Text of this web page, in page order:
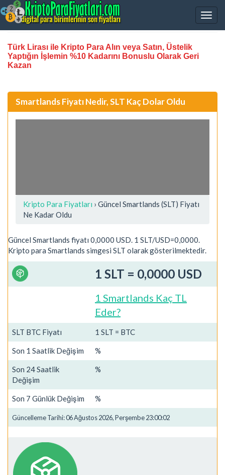
Türk Lirası ile Kripto Para Alın veya Satın, Üstelik
Yaptığın İşlemin %10 Kadarını Bonuslu Olarak Geri
Kazan
Smartlands Fiyatı Nedir, SLT Kaç Dolar Oldu
Kripto Para Fiyatları › Güncel Smartlands (SLT) Fiyatı
Ne Kadar Oldu
Güncel Smartlands fiyatı 0,0000 USD. 1 SLT/USD=0,0000.
Kripto para Smartlands simgesi SLT olarak gösterilmektedir.
1 SLT = 0,0000 USD
1 Smartlands Kaç TL
Eder?
SLT BTC Fiyatı 1 SLT = BTC
Son 1 Saatlik Değişim %
Son 24 Saatlik
Değişim
%
Son 7 Günlük Değişim %
Güncelleme Tarihi: 06 Ağustos 2026, Perşembe 23:00:02